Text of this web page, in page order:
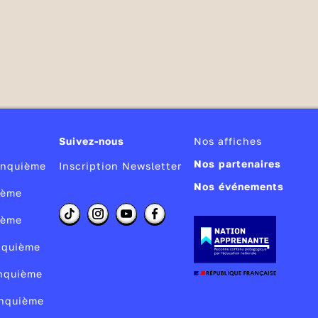
Suivez-nous
Inscription Newsletter
Nos affiches
Nos partenaires
Nos événements